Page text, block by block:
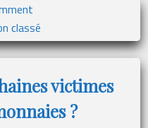
Près
de
6
millions
de
foyers
classé
victimes
?